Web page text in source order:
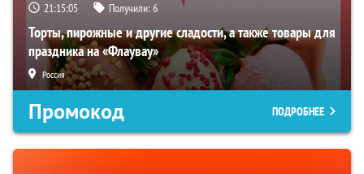
21:15:04 Получили:6
Торты, пирожные и другие сладости, а также товары для
праздника на «Флаувау»
Россия
Промокод ПОДРОБНЕЕ